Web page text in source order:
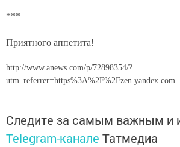
***
Приятного аппетита!
http://www.anews.com/p/72898354/?
utm_referrer=https%3A%2F%2Fzen.yandex.com
Следите за самым важным и
Telegram-канале Татмедиа